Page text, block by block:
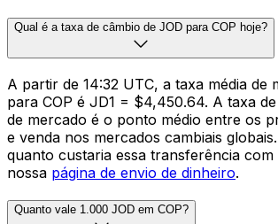
Qual é a taxa de câmbio de JOD para COP hoje?
A partir de 14:32 UTC, a taxa média de
para COP é JD1 = $4,450.64. A taxa
de mercado é o ponto médio entre os
e venda nos mercados cambiais
quanto custaria essa transferência com
nossa página de envio de dinheiro.
Quanto vale 1.000 JOD em COP?